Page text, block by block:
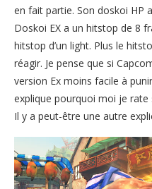
en fait partie. Son doskoi HP
Doskoi EX a un hitstop de 8
hitstop d’un light. Plus le
réagir. Je pense que si
version Ex moins facile à
explique pourquoi moi je
Il y a peut-être une autre